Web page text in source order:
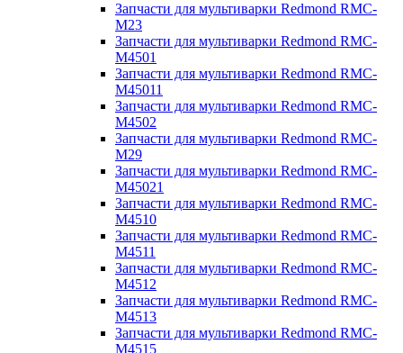
Запчасти для мультиварки Redmond RMC-
M23
Запчасти для мультиварки Redmond RMC-
M4501
Запчасти для мультиварки Redmond RMC-
M45011
Запчасти для мультиварки Redmond RMC-
M4502
Запчасти для мультиварки Redmond RMC-
M29
Запчасти для мультиварки Redmond RMC-
M45021
Запчасти для мультиварки Redmond RMC-
M4510
Запчасти для мультиварки Redmond RMC-
M4511
Запчасти для мультиварки Redmond RMC-
M4512
Запчасти для мультиварки Redmond RMC-
M4513
Запчасти для мультиварки Redmond RMC-
M4515